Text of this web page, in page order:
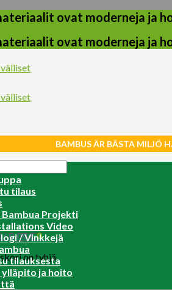
ovat moderneja ja
ovat moderneja ja
/0.00€0
on tyhjä.
BAMBUS ÄR BÄSTA MILJÖ
tilaus
Projekti
Video
/ Vinkkejä
tilauksesta
ylläpito ja hoito